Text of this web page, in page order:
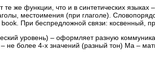
те же функции, что и в синтетических
местоимения (при глаголе).
При беспредложной связи: косвенный,
уровень) – оформляет разную
не более 4-х значений (разный тон) Ma –